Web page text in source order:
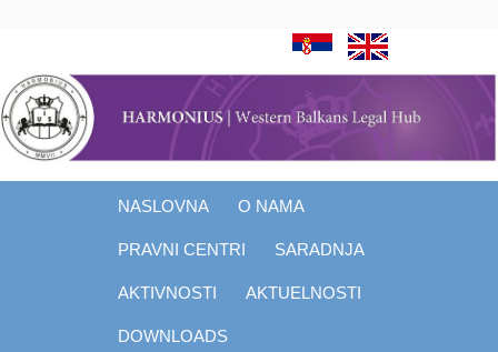
HARMONIUS
Meni
Skip to contentNASLOVNA O NAMA
PRAVNI CENTRI SARADNJA
AKTIVNOSTI AKTUELNOSTI
DOWNLOADS